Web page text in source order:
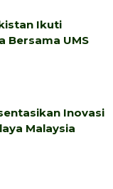
Ikuti
Bersama UMS
Inovasi
Malaysia